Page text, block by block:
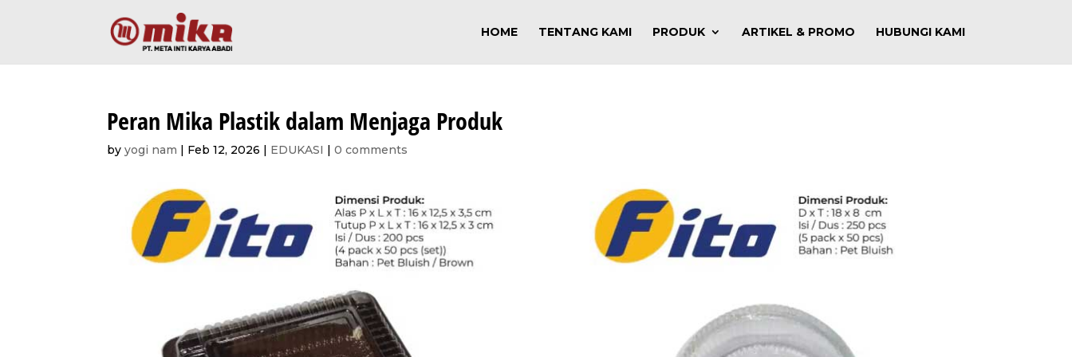
HOME TENTANG KAMI PRODUK ARTIKEL & PROMO HUBUNGI KAMI
Peran Mika Plastik dalam Menjaga Produk
byyogi nam | Feb 12, 2026 | EDUKASI |0 comments